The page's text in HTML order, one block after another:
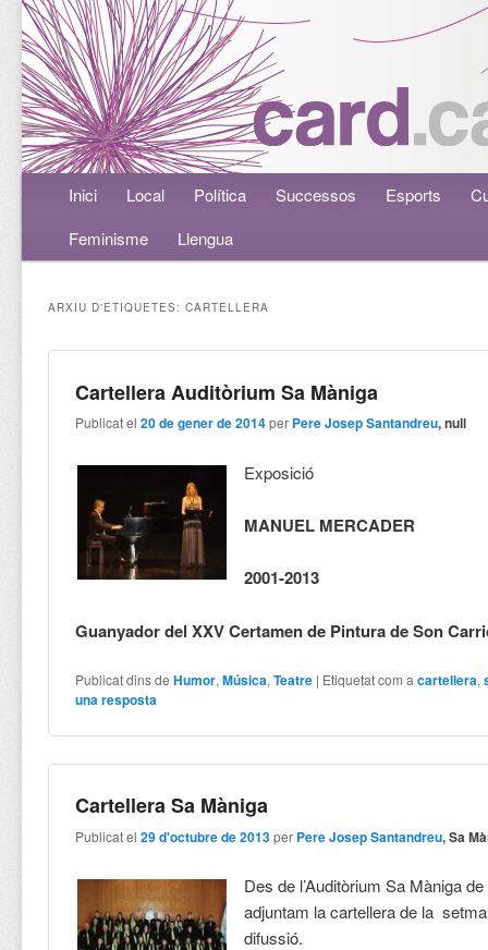
Menú principalAneu al contingut principal
Aneu al contingut secundari
Inici Local Política Successos Esports
Feminisme
Llengua
ARXIU D'ETIQUETES:CARTELLERA
Cartellera Auditòrium Sa Màniga
Publicat el20 de gener de 2014 per Pere Josep Santandreu, null
Exposició
MANUEL MERCADER
2001-2013
Guanyador del XXV Certamen de Pintura de Son
Publicat dins de Humor,Música,Teatre | Etiquetat com a cartellera,
una resposta
Cartellera Sa Màniga
Publicat el29 d'octubre de 2013 per Pere Josep Santandreu, Sa
Des de l’Auditòrium Sa Màniga
adjuntam la cartellera de la
difussió.